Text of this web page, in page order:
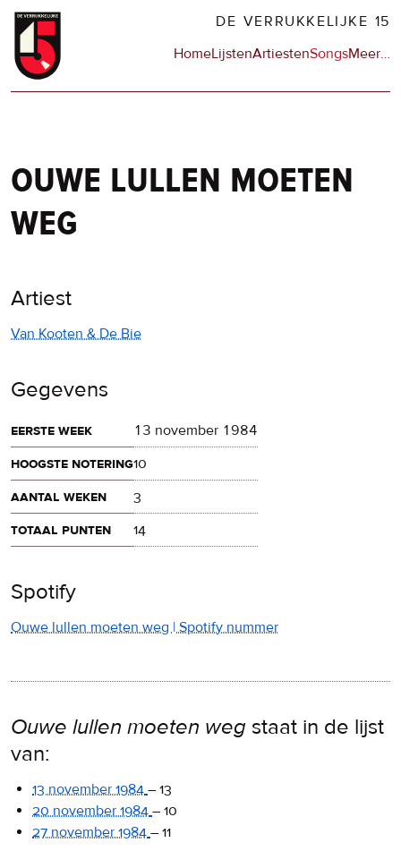
Overslaan
naar
DE VERRUKKELIJKE 15
Hoofdnavigatie
HomeLijstenArtiestenSongsMeerop
…
ouwe lullen moeten
weg
Artiest
Van Kooten & De Bie
Gegevens
eerste week
13 november 1984
hoogste notering10
aantal weken
3
totaal punten
14
Spotify
Ouwe lullen moeten weg | Spotify nummer
Ouwe lullen moeten weg staat in de lijst
van:
13 november 1984 – 13
20 november 1984 – 10
27 november 1984 – 11